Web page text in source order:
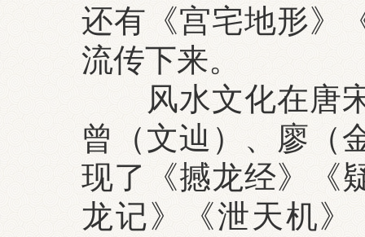
还有《宫宅地形》
流传下来。
风水文化在唐宋
曾（文辿）、廖（
现了《撼龙经》《
龙记》《泄天机